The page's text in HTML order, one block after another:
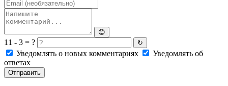
😊
11 - 3 = ? ↻
Уведомлять о новых комментариях
Уведомлять об
ответах
Отправить